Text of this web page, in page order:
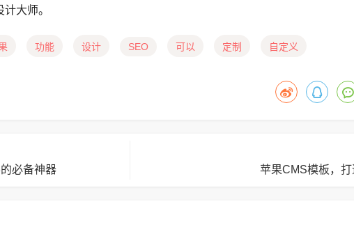
大师。
功能 设计 SEO 可以 定制 自定义
必备神器
苹果CMS模板，